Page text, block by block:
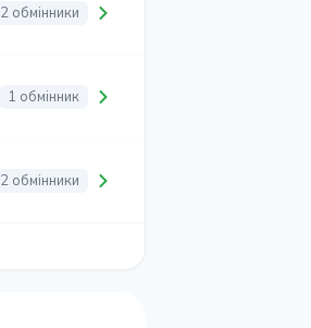
2 обмінники
1 обмінник
2 обмінники